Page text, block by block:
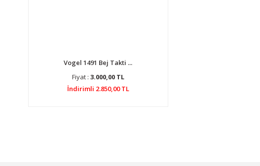
Vogel 1491 Bej Takti ...
Fiyat : 3.000,00 TL
İndirimli 2.850,00 TL